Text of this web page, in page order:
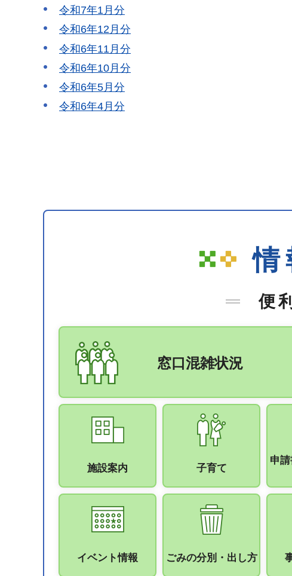
令和7年1月分
令和6年12月分
令和6年11月分
令和6年10月分
令和6年5月分
令和6年4月分
情
便
窓口混雑状況
施設案内 子育て
申
イベント情報 ごみの分別・出し方